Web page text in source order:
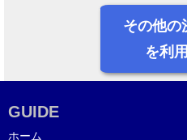
その他の
を利
GUIDE
ホーム